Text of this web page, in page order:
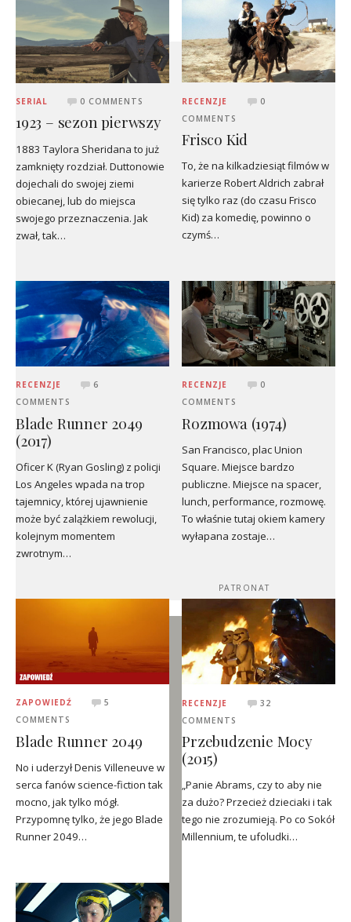
SERIAL 0 COMMENTS
1923 – sezon pierwszy
1883 Taylora Sheridana to już
zamknięty rozdział. Duttonowie
dojechali do swojej ziemi
obiecanej, lub do miejsca
swojego przeznaczenia. Jak
zwał, tak…
RECENZJE
0
COMMENTS
Frisco Kid
To, że na kilkadziesiąt filmów w
karierze Robert Aldrich zabrał
się tylko raz (do czasu Frisco
Kid) za komedię, powinno o
czymś…
RECENZJE
6
COMMENTS
Blade Runner 2049
(2017)
Oficer K (Ryan Gosling) z policji
Los Angeles wpada na trop
tajemnicy, której ujawnienie
może być zalążkiem rewolucji,
kolejnym momentem
zwrotnym…
RECENZJE
0
COMMENTS
Rozmowa (1974)
San Francisco, plac Union
Square. Miejsce bardzo
publiczne. Miejsce na spacer,
lunch, performance, rozmowę.
To właśnie tutaj okiem kamery
wyłapana zostaje…
ZAPOWIEDŹ
5
COMMENTS
Blade Runner 2049
No i uderzył Denis Villeneuve w
serca fanów science-fiction tak
mocno, jak tylko mógł.
Przypomnę tylko, że jego Blade
Runner 2049…
RECENZJE
32
COMMENTS
Przebudzenie Mocy
(2015)
„Panie Abrams, czy to aby nie
za dużo? Przecież dzieciaki i tak
tego nie zrozumieją. Po co Sokół
Millennium, te ufoludki…
PATRONAT